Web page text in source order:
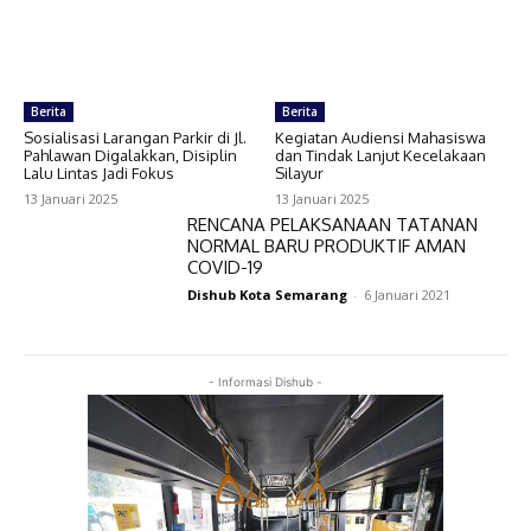
Berita
Sosialisasi Larangan Parkir di Jl.
Pahlawan Digalakkan, Disiplin
Lalu Lintas Jadi Fokus
13 Januari 2025
Berita
Kegiatan Audiensi Mahasiswa
dan Tindak Lanjut Kecelakaan
Silayur
13 Januari 2025
- Informasi Dishub -
RENCANA PELAKSANAAN TATANAN
NORMAL BARU PRODUKTIF AMAN
COVID-19
Dishub Kota Semarang - 6 Januari 2021